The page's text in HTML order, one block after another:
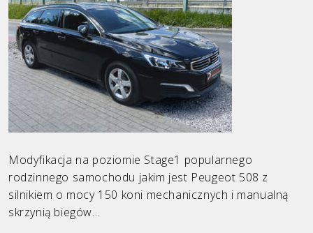
KIA
Land Rover
Mazda
Mercedes
Mini
Opel
Peugeot
Porsche
Modyfikacja na poziomie Stage1 popularnego
rodzinnego samochodu jakim jest Peugeot 508 z
silnikiem o mocy 150 koni mechanicznych i manualną
skrzynią biegów...